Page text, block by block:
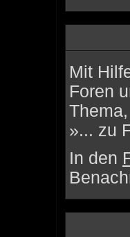
Mit
Foren
»... zu
In den